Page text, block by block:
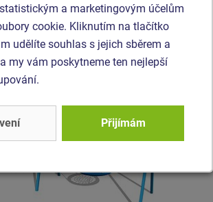
- celokovová (v.p. 1,5 m)
a marketingovým účelům
cookie. Kliknutím na tlačítko
udělíte souhlas s jejich sběrem a
my vám poskytneme ten nejlepší
Přijímám